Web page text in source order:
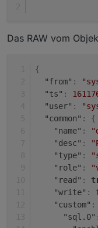
Das RAW vom
{
"from" :
"ts" :
"user" :
"common" :
{
"name" :
"desc" :
"type" :
"role" :
"read" :
"write" :
"custom" :
"sql.0" :